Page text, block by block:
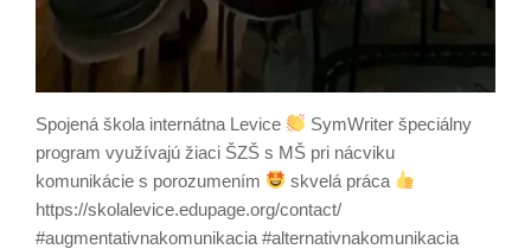
Spojená škola internátna Levice
SymWriter špeciálny
program využívajú žiaci ŠZŠ s MŠ pri nácviku
komunikácie s porozumením
skvelá práca
https://skolalevice.edupage.org/contact/
#augmentativnakomunikacia #alternativnakomunikacia